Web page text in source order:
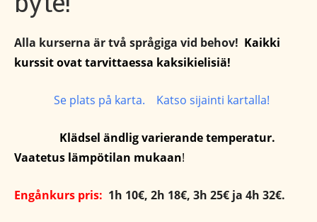
Alla kurserna är två språgiga vid behov! Kaikki
kurssit ovat tarvittaessa kaksikielisiä!
Se plats på karta. Katso sijainti kartalla!
Klädsel ändligvarierandetemperatur.
Vaatetus lämpötilan mukaan!
Engånkurs pris: 1h 10€, 2h 18€, 3h 25€ ja 4h 32€.